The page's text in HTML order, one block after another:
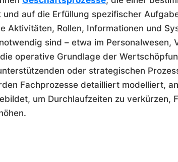
auf die Erfüllung spezifischer
Aktivitäten, Rollen, Informationen und
sind – etwa im Personalwesen,
operative Grundlage der
oder strategischen
Fachprozesse detailliert modelliert,
um Durchlaufzeiten zu verkürzen,